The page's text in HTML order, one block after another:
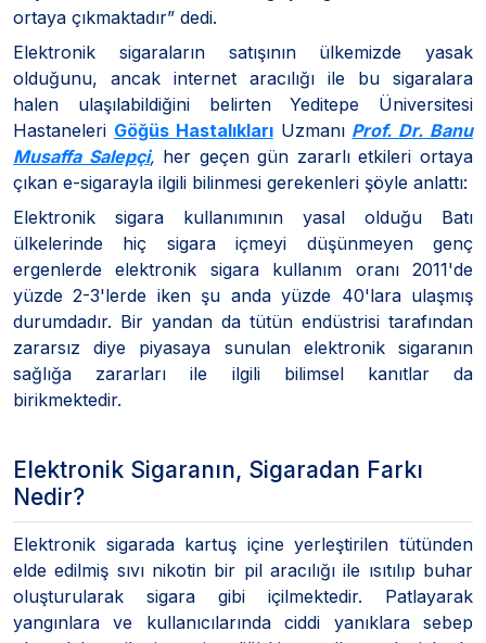
ortaya çıkmaktadır” dedi.
Elektronik sigaraların satışının ülkemizde yasak
olduğunu, ancak internet aracılığı ile bu sigaralara
halen ulaşılabildiğini belirten Yeditepe Üniversitesi
Hastaneleri Göğüs HastalıklarıUzmanı Prof. Dr. Banu
Musaffa Salepçi, her geçen gün zararlı etkileri ortaya
çıkan e-sigarayla ilgili bilinmesi gerekenleri şöyle anlattı:
Elektronik sigara kullanımının yasal olduğu Batı
ülkelerinde hiç sigara içmeyi düşünmeyen genç
ergenlerde elektronik sigara kullanım oranı 2011'de
yüzde 2-3'lerde iken şu anda yüzde 40'lara ulaşmış
durumdadır. Bir yandan da tütün endüstrisi tarafından
zararsız diye piyasaya sunulan elektronik sigaranın
sağlığa zararları ile ilgili bilimsel kanıtlar da
birikmektedir.
Elektronik Sigaranın, Sigaradan Farkı
Nedir?
Elektronik sigarada kartuş içine yerleştirilen tütünden
elde edilmiş sıvı nikotin bir pil aracılığı ile ısıtılıp buhar
oluşturularak sigara gibi içilmektedir. Patlayarak
yangınlara ve kullanıcılarında ciddi yanıklara sebep